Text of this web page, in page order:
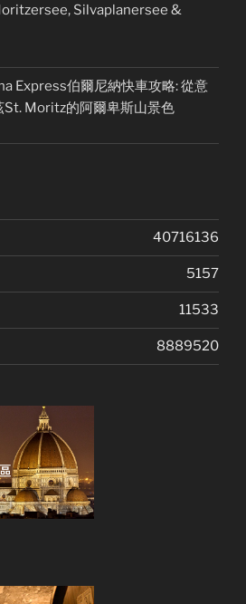
Silvaplanersee &
Express伯爾尼納快車攻略: 從意
Moritz的阿爾卑斯山景色
40716136
5157
11533
8889520